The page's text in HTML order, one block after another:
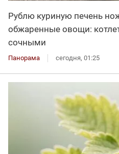
Рублю куриную печень
обжаренные овощи:
сочными
Панорама сегодня, 01:25